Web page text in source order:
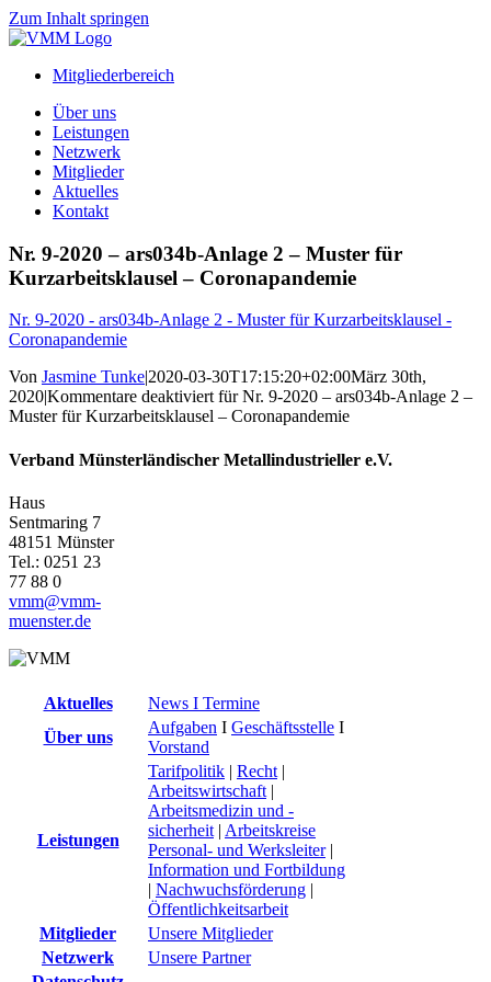
Zum Inhalt springen
Mitgliederbereich
Über uns
Leistungen
Netzwerk
Mitglieder
Aktuelles
Kontakt
Nr. 9-2020 – ars034b-Anlage 2 – Muster für
Kurzarbeitsklausel – Coronapandemie
Nr. 9-2020 - ars034b-Anlage 2 - Muster für Kurzarbeitsklausel -
Coronapandemie
Von Jasmine Tunke|2020-03-30T17:15:20+02:00März 30th,
2020|Kommentare deaktiviertfür Nr. 9-2020 – ars034b-Anlage 2 –
Muster für Kurzarbeitsklausel – Coronapandemie
Verband Münsterländischer Metallindustrieller e.V.
Haus
Sentmaring 7
48151 Münster
Tel.: 0251 23
77 88 0
vmm@vmm-
muenster.de
Aktuelles
News I Termine
Über uns
Aufgaben I Geschäftsstelle I
Vorstand
Leistungen
Tarifpolitik | Recht |
Arbeitswirtschaft |
Arbeitsmedizin und -
sicherheit | Arbeitskreise
Personal- und Werksleiter|
Information und Fortbildung
| Nachwuchsförderung |
Öffentlichkeitsarbeit
Mitglieder
Unsere Mitglieder
Netzwerk
Unsere Partner